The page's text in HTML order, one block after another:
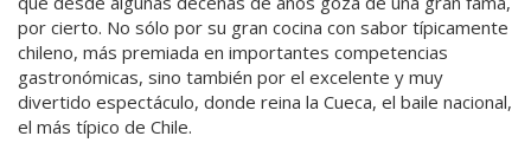
por cierto. No sólo por su gran cocina con sabor típicamente
chileno, más premiada en importantes competencias
gastronómicas, sino también por el excelente y muy
divertido espectáculo, donde reina la Cueca, el baile nacional,
el más típico de Chile.